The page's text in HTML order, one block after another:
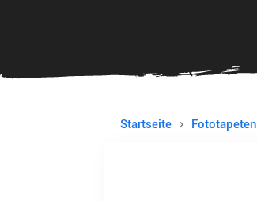
Startseite Fototapeten